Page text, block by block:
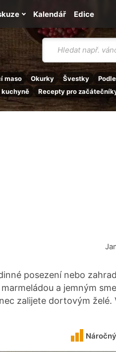
Vyhledávání
maso Okurky Švestky
kuchyně Recepty pro
Kalendář Edice
posezení nebo
a jemným
zalijete dortovým želé.
Náročný